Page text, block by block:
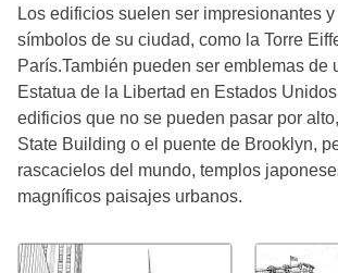
Los edificios suelen ser impresionantes
símbolos de su ciudad, como la Torre
París.También pueden ser emblemas de
Estatua de la Libertad en Estados
edificios que no se pueden pasar por
State Building o el puente de Brooklyn,
rascacielos del mundo, templos
magníficos paisajes urbanos.